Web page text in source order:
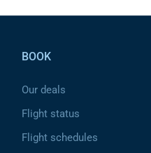
BOOK
Our deals
Flight status
Flight schedules